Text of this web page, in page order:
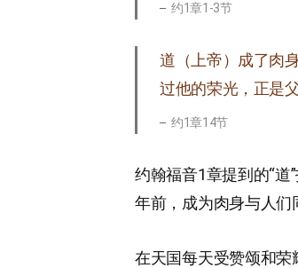
约1章1-3节
道（上帝）成了肉
过他的荣光，正是
约1章14节
约翰福音1章提到的“
年前，成为肉身与人们
在天国每天受赞颂和